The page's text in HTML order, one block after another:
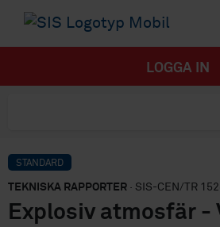
LOGGA IN
STANDARD
TEKNISKA RAPPORTER · SIS-CEN/TR
Explosiv atmosfär -